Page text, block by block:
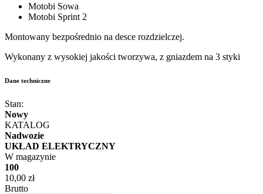
Motobi Sowa
Motobi Sprint 2
Montowany bezpośrednio na desce rozdzielczej.
Wykonany z wysokiej jakości tworzywa, z gniazdem na 3 styki
Dane techniczne
Stan:
Nowy
KATALOG
Nadwozie
UKŁAD ELEKTRYCZNY
W magazynie
100
10,00 zł
Brutto